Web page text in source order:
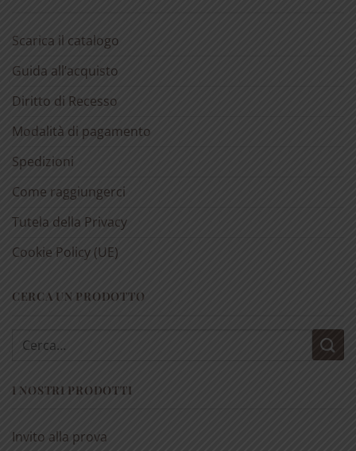
Scarica il catalogo
Guida all’acquisto
Diritto di Recesso
Modalità di pagamento
Spedizioni
Come raggiungerci
Tutela della Privacy
Cookie Policy (UE)
CERCA UN PRODOTTO
Cerca:
I NOSTRI PRODOTTI
Invito alla prova